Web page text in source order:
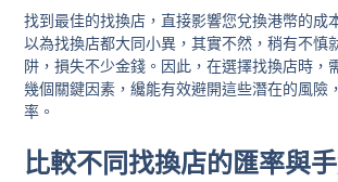
找到最佳的找換店，直接影響您兌換港幣的成
以為找換店都大同小異，其實不然，稍有不慎
阱，損失不少金錢。因此，在選擇找換店時，
幾個關鍵因素，纔能有效避開這些潛在的風險
率。
比較不同找換店的匯率與